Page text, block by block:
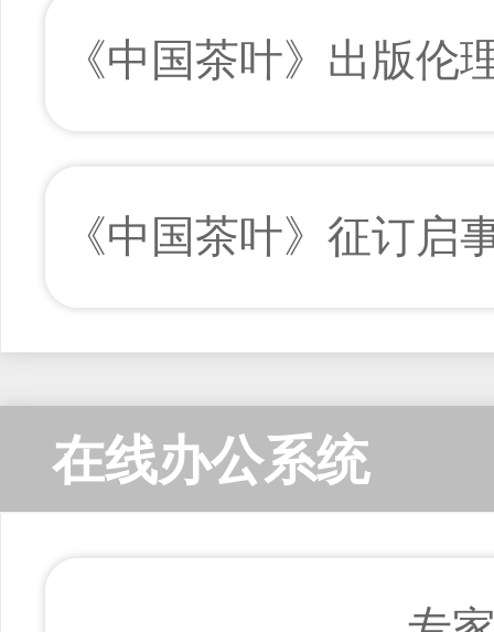
《中国茶叶》出版伦
《中国茶叶》征订启
在线办公系统